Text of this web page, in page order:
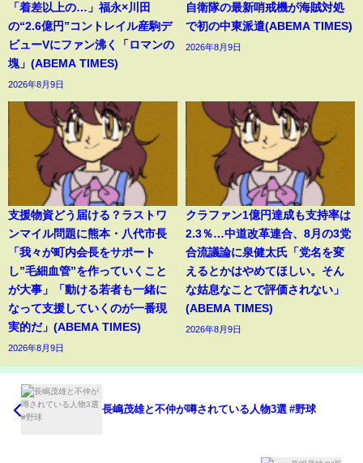
「着差以上の…」福永×川田
の“2.6億円”コントレイル産駒デ
ビューVにファン沸く「ロマンの
塊」(ABEMA TIMES)
2026年8月9日
自衛隊の最新哨戒機が海賊対処
で初の中東派遣(ABEMA TIMES)
2026年8月9日
支援物資どう届ける？ラストワ
ンマイル問題に熊本・八代市長
「我々が町内会長をサポート
し”毛細血管”を作っていくこと
が大事」「動ける若者も一緒に
なって支援していくのが一番現
実的だ」(ABEMA TIMES)
2026年8月9日
クラファン1億円達成も支持率は
2.3％…中道改革連合、8月の3党
合流議論に泉健太氏「党名を変
えるとかはやめてほしい。そん
な姑息なことで評価されない」
(ABEMA TIMES)
2026年8月9日
長嶋茂雄と不仲が噂されている人物3選 #野球